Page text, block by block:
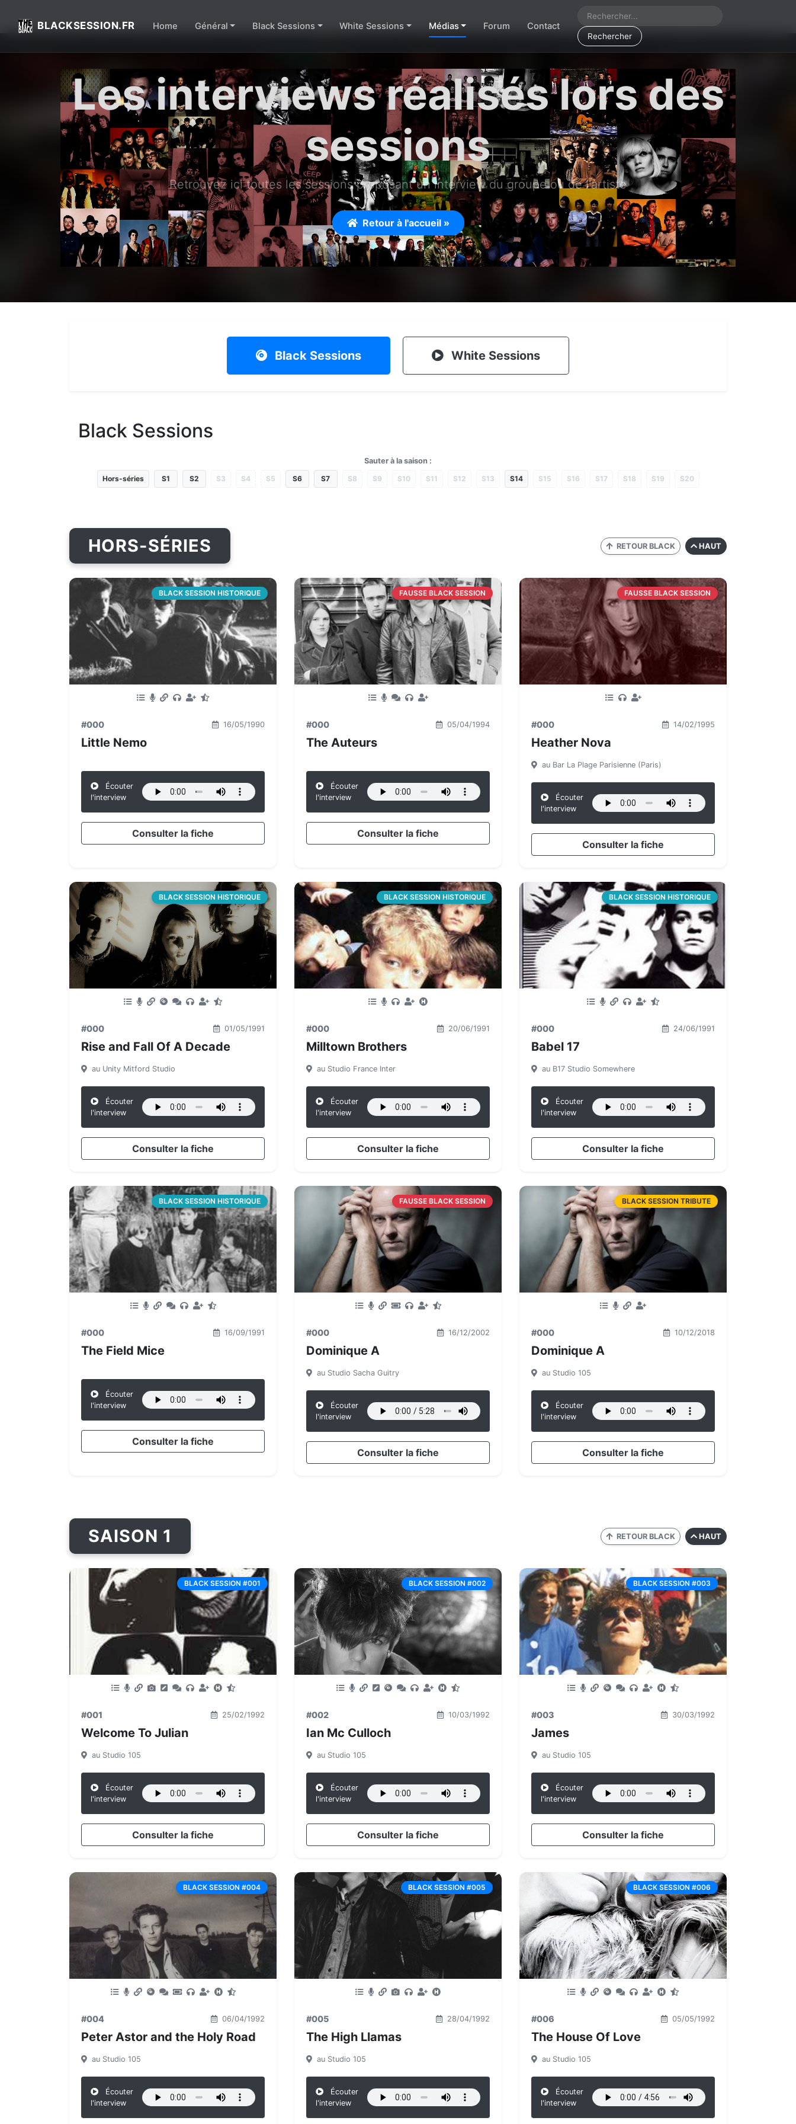
BLACKSESSION.FR Home Général Black Sessions White Sessions Médias Forum Contact
Rechercher
Les interviews réalisés lors des
sessions
Retrouvez ici toutes les sessions proposant un interview du groupe ou de l'artiste
Retour à l'accueil »
Black Sessions White Sessions
Black Sessions
Sauter à la saison :
Hors-séries
S1 S2 S3 S4 S5 S6 S7 S8 S9 S10 S11 S12 S13 S14 S15 S16 S17 S18 S19 S20
HORS-SÉRIES RETOUR BLACK HAUT
BLACK SESSION HISTORIQUE
#000 16/05/1990
Little Nemo
Écouter
l'interview
Consulter la fiche
FAUSSE BLACK SESSION
#000 05/04/1994
The Auteurs
Écouter
l'interview
Consulter la fiche
FAUSSE BLACK SESSION
#000 14/02/1995
Heather Nova
au Bar La Plage Parisienne (Paris)
Écouter
l'interview
Consulter la fiche
BLACK SESSION HISTORIQUE
#000 01/05/1991
Rise and Fall Of A Decade
au Unity Mitford Studio
Écouter
l'interview
Consulter la fiche
BLACK SESSION HISTORIQUE
#000 20/06/1991
Milltown Brothers
au Studio France Inter
Écouter
l'interview
Consulter la fiche
BLACK SESSION HISTORIQUE
#000 24/06/1991
Babel 17
au B17 Studio Somewhere
Écouter
l'interview
Consulter la fiche
BLACK SESSION HISTORIQUE
#000 16/09/1991
The Field Mice
Écouter
l'interview
Consulter la fiche
FAUSSE BLACK SESSION
#000 16/12/2002
Dominique A
au Studio Sacha Guitry
Écouter
l'interview
Consulter la fiche
BLACK SESSION TRIBUTE
#000 10/12/2018
Dominique A
au Studio 105
Écouter
l'interview
Consulter la fiche
SAISON 1 RETOUR BLACK HAUT
BLACK SESSION #001
#001 25/02/1992
Welcome To Julian
au Studio 105
Écouter
l'interview
Consulter la fiche
BLACK SESSION #002
#002 10/03/1992
Ian Mc Culloch
au Studio 105
Écouter
l'interview
Consulter la fiche
BLACK SESSION #003
#003 30/03/1992
James
au Studio 105
Écouter
l'interview
Consulter la fiche
BLACK SESSION #004
#004 06/04/1992
Peter Astor and the Holy Road
au Studio 105
Écouter
l'interview
BLACK SESSION #005
#005 28/04/1992
The High Llamas
au Studio 105
Écouter
l'interview
BLACK SESSION #006
#006 05/05/1992
The House Of Love
au Studio 105
Écouter
l'interview